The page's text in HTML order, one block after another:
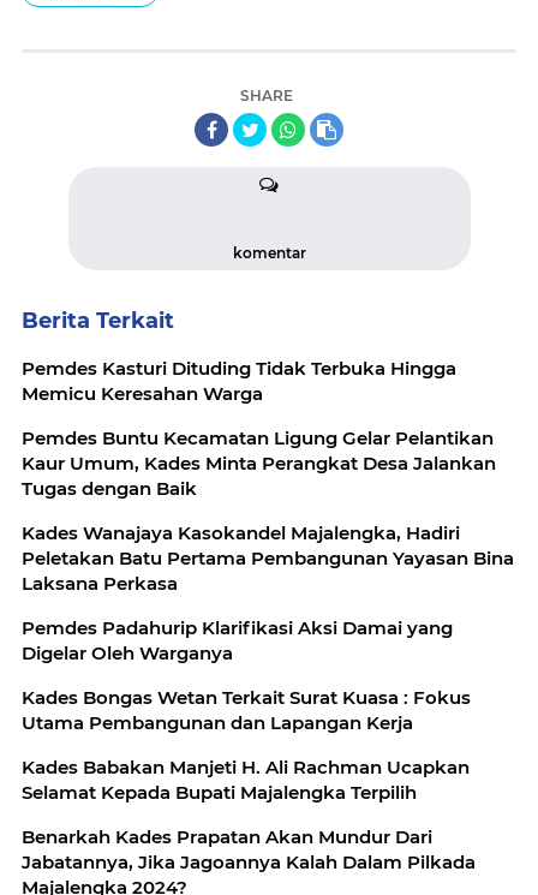
SHARE
komentar
Berita Terkait
Pemdes Kasturi Dituding Tidak Terbuka Hingga
Memicu Keresahan Warga
Pemdes Buntu Kecamatan Ligung Gelar Pelantikan
Kaur Umum, Kades Minta Perangkat Desa Jalankan
Tugas dengan Baik
Kades Wanajaya Kasokandel Majalengka, Hadiri
Peletakan Batu Pertama Pembangunan Yayasan Bina
Laksana Perkasa
Pemdes Padahurip Klarifikasi Aksi Damai yang
Digelar Oleh Warganya
Kades Bongas Wetan Terkait Surat Kuasa : Fokus
Utama Pembangunan dan Lapangan Kerja
Kades Babakan Manjeti H. Ali Rachman Ucapkan
Selamat Kepada Bupati Majalengka Terpilih
Benarkah Kades Prapatan Akan Mundur Dari
Jabatannya, Jika Jagoannya Kalah Dalam Pilkada
Majalengka 2024?